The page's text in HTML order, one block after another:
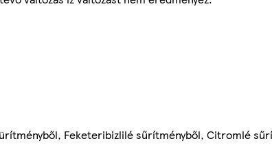
Feketeribizlilé sűrítményből, Citromlé